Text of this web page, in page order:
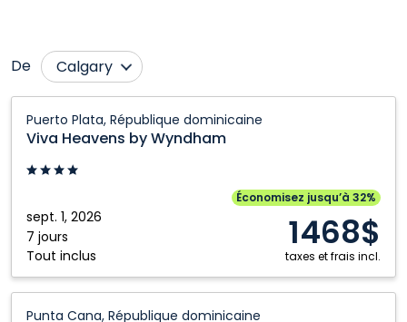
De
Calgary
Edmonton
Fort McMurray
Kamloops
Kelowna
Montréal
Nanaimo
Saskatoon
Toronto
Vancouver
Victoria
Puerto Plata, République dominicaine
Viva Heavens by Wyndham
sept. 1, 2026
7 jours
Tout inclus
Économisez jusqu’à 32%
1468$
taxes et frais incl.
Heavens
Wyndham:
Plata,
République
dominicaine
Punta Cana, République dominicaine